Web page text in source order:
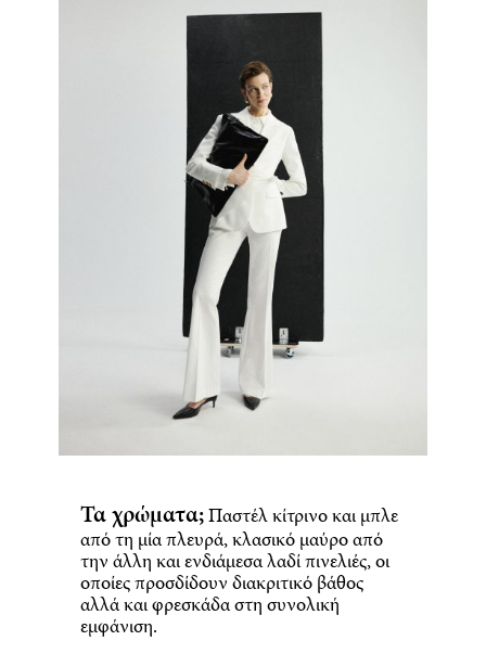
Τα χρώματα;Παστέλ κίτρινο και μπλε
από τη μία πλευρά, κλασικό μαύρο από
την άλλη και ενδιάμεσα λαδί πινελιές, οι
οποίες προσδίδουν διακριτικό βάθος
αλλά και φρεσκάδα στη συνολική
εμφάνιση.